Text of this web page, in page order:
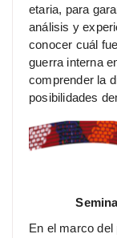
etaria, para
análisis y
conocer cuál
guerra interna
comprender la
posibilidades
En el marco